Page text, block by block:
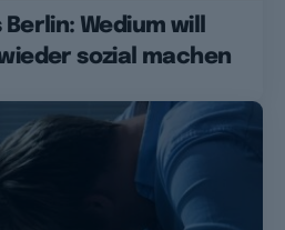
Wedium will
sozial machen